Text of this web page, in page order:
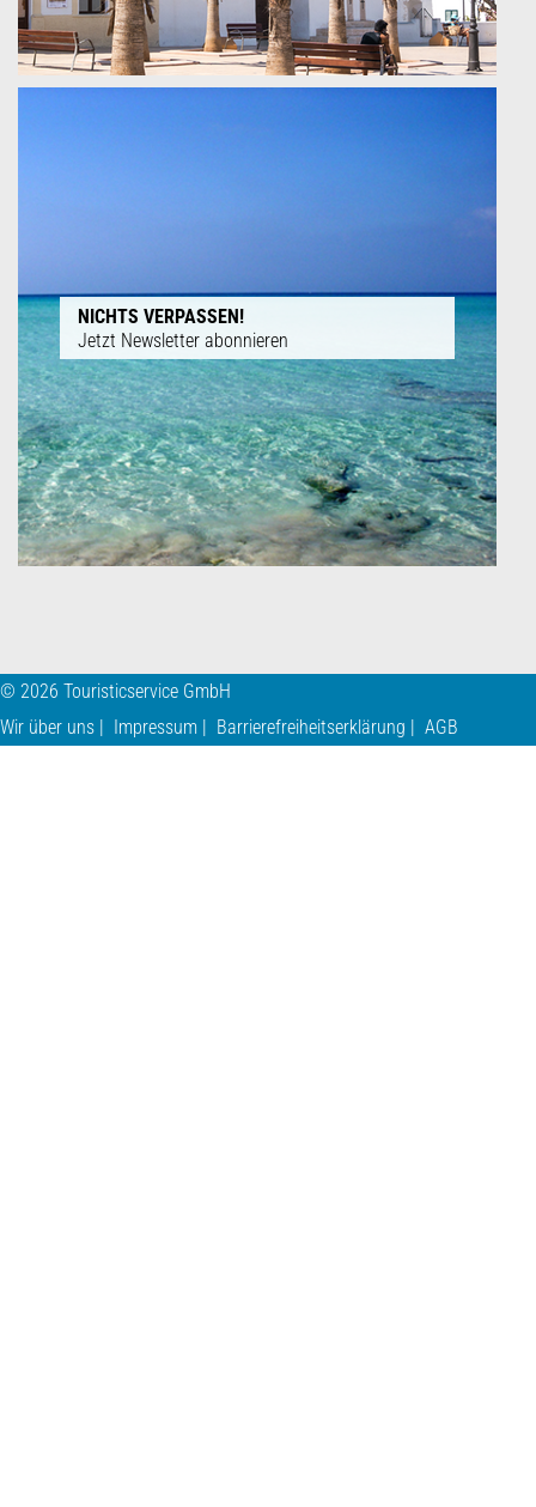
NICHTS VERPASSEN!
Jetzt Newsletter abonnieren
© 2026 Touristicservice GmbH
Wir über uns
Impressum Barrierefreiheitserklärung AGB